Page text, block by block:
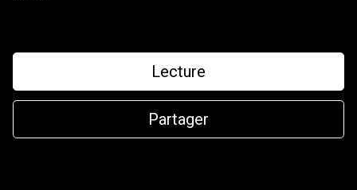
Lecture
Partager